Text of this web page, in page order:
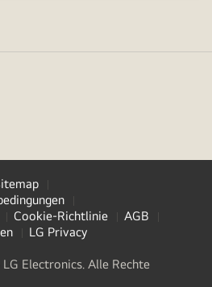
Cookie-Richtlinie
AGB
LG Privacy
Electronics. Alle Rechte